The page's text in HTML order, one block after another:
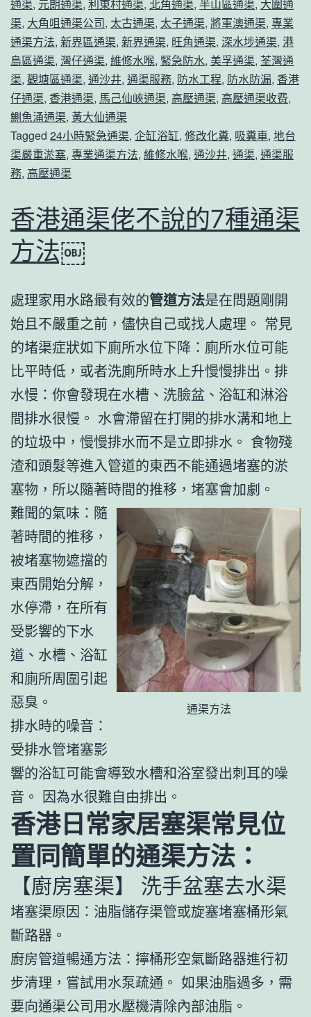
通渠, 元朗通渠, 利東村通渠, 北角通渠, 半山區通渠, 大圍通
渠, 大角咀通渠公司, 太古通渠, 太子通渠, 將軍澳通渠, 專業
通渠方法, 新界區通渠, 新界通渠, 旺角通渠, 深水埗通渠, 港
島區通渠, 灣仔通渠, 維修水喉, 緊急防水, 美孚通渠, 荃灣通
渠, 觀塘區通渠, 通沙井, 通渠服務, 防水工程, 防水防漏, 香港
仔通渠, 香港通渠, 馬己仙峽通渠, 高壓通渠, 高壓通渠收费,
鰂魚涌通渠, 黃大仙通渠
Tagged 24小時緊急通渠, 企缸浴缸, 修改化糞, 吸糞車, 地台
渠嚴重淤塞, 專業通渠方法, 維修水喉, 通沙井, 通渠, 通渠服
務, 高壓通渠
香港通渠佬不說的7種通渠
方法￼
處理家用水路最有效的管道方法是在問題剛開
始且不嚴重之前，儘快自己或找人處理。 常見
的堵渠症狀如下廁所水位下降：廁所水位可能
比平時低，或者洗廁所時水上升慢慢排出。排
水慢：你會發現在水槽、洗臉盆、浴缸和淋浴
間排水很慢。 水會滯留在打開的排水溝和地上
的垃圾中，慢慢排水而不是立即排水。 食物殘
渣和頭髮等進入管道的東西不能通過堵塞的淤
塞物，所以隨著時間的推移，堵塞會加劇。
通渠方法
難聞的氣味：隨
著時間的推移，
被堵塞物遮擋的
東西開始分解，
水停滯，在所有
受影響的下水
道、水槽、浴缸
和廁所周圍引起
惡臭。
排水時的噪音：
受排水管堵塞影
響的浴缸可能會導致水槽和浴室發出刺耳的噪
音。 因為水很難自由排出。
香港日常家居塞渠常見位
置同簡單的通渠方法：
【廚房塞渠】 洗手盆塞去水渠
堵塞渠原因：油脂儲存渠管或旋塞堵塞桶形氣
斷路器。
廚房管道暢通方法：擰桶形空氣斷路器進行初
步清理，嘗試用水泵疏通。 如果油脂過多，需
要向通渠公司用水壓機清除內部油脂。